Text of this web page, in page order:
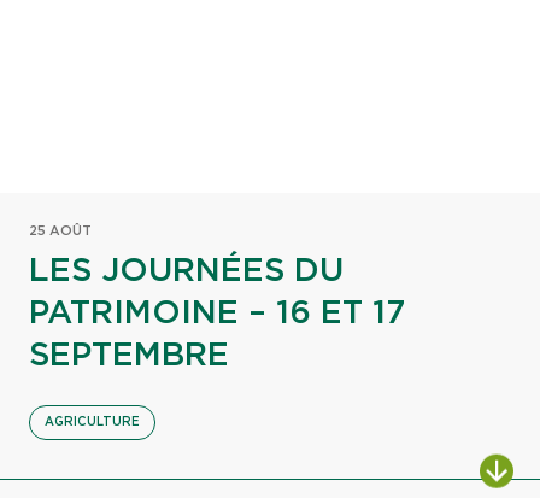
25 AOÛT
LES JOURNÉES DU
PATRIMOINE – 16 ET 17
SEPTEMBRE
AGRICULTURE